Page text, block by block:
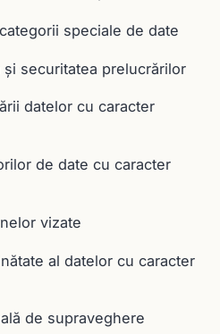
speciale de date
securitatea prelucrărilor
datelor cu caracter
de date cu caracter
vizate
al datelor cu caracter
de supraveghere